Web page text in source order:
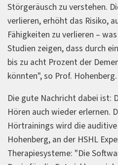
Störgeräusch zu verstehen.
verlieren, erhöht das Risiko,
Fähigkeiten zu verlieren –
Studien zeigen, dass durch
bis zu acht Prozent der
könnten", so Prof. Hohenberg.
Die gute Nachricht dabei ist:
Hören auch wieder erlernen.
Hörtrainings wird die
Hohenberg, an der HSHL
Therapiesysteme: "Die